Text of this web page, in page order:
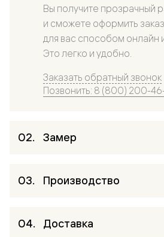
Вы получите прозрачный
и сможете оформить
для вас способом онлайн
Это легко и удобно.
Заказать обратный звонок
Позвонить: 8 (800) 200-
Замер
Производство
Доставка